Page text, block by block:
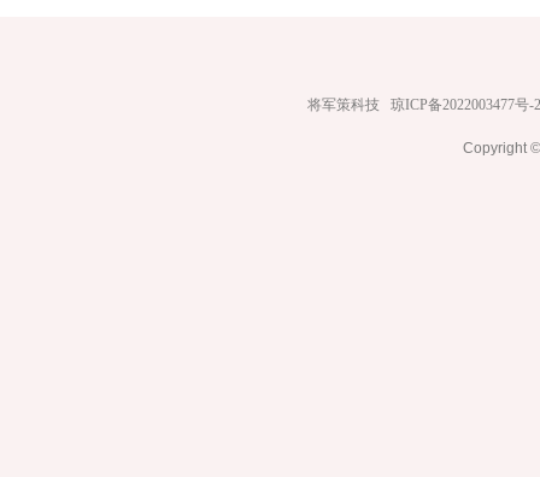
将军策科技 琼ICP备2022003477号-2
Copyright